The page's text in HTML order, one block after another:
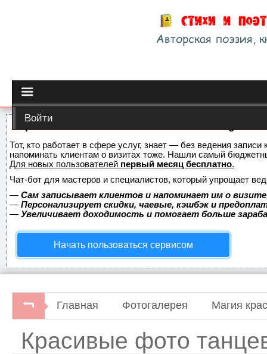
Войти
Тот, кто работает в сфере услуг, знает — без ведения
напоминать клиентам о визитах тоже. Нашли самый
Для новых пользователей первый месяц бесплатно.
Чат-бот для мастеров и специалистов, который упрощает
— Сам записывает клиентов и напоминает им о
— Персонализирует скидки, чаевые, кэшбэк и
— Увеличивает доходимость и помогает больше
Начать пользоваться сервисом
Главная Фотогалерея Магия
Красивые фото